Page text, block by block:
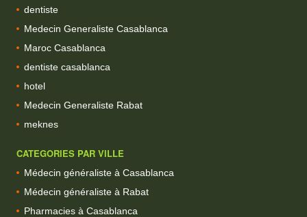
dentiste
Medecin Generaliste Casablanca
Maroc Casablanca
dentiste casablanca
hotel
Medecin Generaliste Rabat
meknes
CATEGORIES PAR VILLE
Médecin généraliste à Casablanca
Médecin généraliste à Rabat
Pharmacies à Casablanca